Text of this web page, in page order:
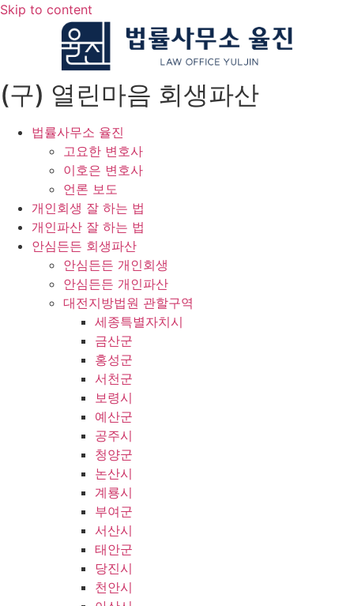
Skip to content
(구) 열린마음 회생파산
법률사무소 율진
고요한 변호사
이호은 변호사
언론 보도
개인회생 잘 하는 법
개인파산 잘 하는 법
안심든든 회생파산
안심든든 개인회생
안심든든 개인파산
대전지방법원 관할구역
세종특별자치시
금산군
홍성군
서천군
보령시
예산군
공주시
청양군
논산시
계룡시
부여군
서산시
태안군
당진시
천안시